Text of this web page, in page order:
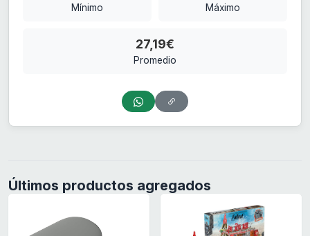
Mínimo Máximo
27,19€
Promedio
Últimos productos agregados